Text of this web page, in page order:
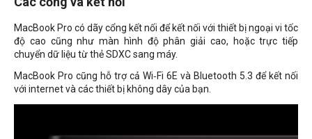
MacBook Pro có dãy cổng kết nối để kết nối với thiết bị ngoại vi tốc
độ cao cũng như màn hình độ phân giải cao, hoặc trực tiếp
chuyển dữ liệu từ thẻ SDXC sang máy.
MacBook Pro cũng hỗ trợ cả Wi‑Fi 6E và Bluetooth 5.3 để kết nối
với internet và các thiết bị không dây của bạn.